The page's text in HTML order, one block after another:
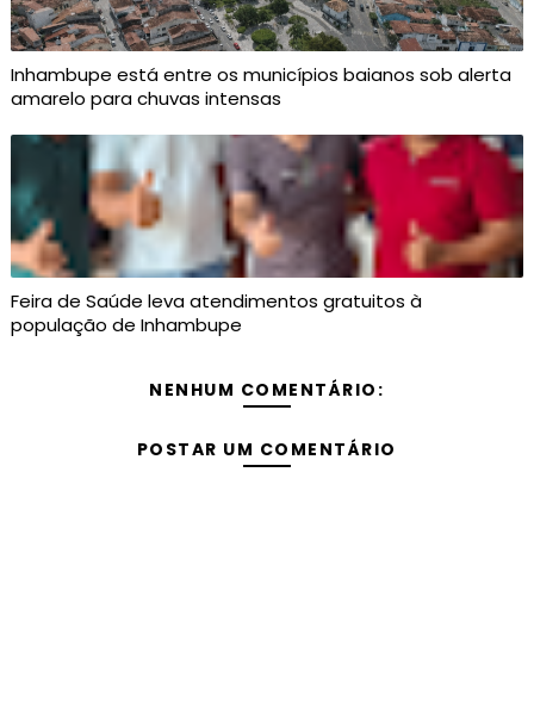
Inhambupe está entre os municípios baianos sob alerta
amarelo para chuvas intensas
Feira de Saúde leva atendimentos gratuitos à
população de Inhambupe
NENHUM COMENTÁRIO:
POSTAR UM COMENTÁRIO